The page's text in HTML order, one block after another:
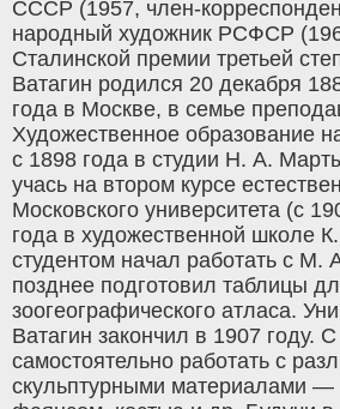
СССР (1957, член-
народный художник РСФСР
Сталинской премии третьей
Ватагин родился 20 декабря
года в Москве, в семье
Художественное образование
с 1898 года в студии Н. А.
учась на втором курсе
Московского университета (с
года в художественной школе
студентом начал работать с М.
позднее подготовил таблицы
зоогеографического атласа.
Ватагин закончил в 1907 году.
самостоятельно работать с
скульптурными материалами